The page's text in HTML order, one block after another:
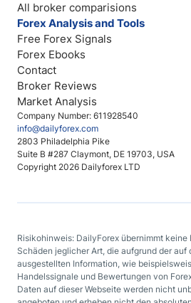
Company Number: 611928540
info@dailyforex.com
2803 Philadelphia Pike
Suite B #287 Claymont, DE 19703, USA
Copyright 2026 Dailyforex LTD
All broker comparisions
Forex Analysis and Tools
Free Forex Signals
Forex Ebooks
Contact
Broker Reviews
Market Analysis
Risikohinweis: DailyForex übernimmt keine
Schäden jeglicher Art, die aufgrund der auf
ausgestellten Information, wie
Handelssignale und Bewertungen von
Daten auf dieser Webseite werden nicht